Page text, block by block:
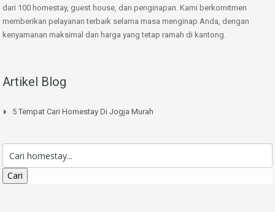
dari 100 homestay, guest house, dan penginapan. Kami berkomitmen
memberikan pelayanan terbaik selama masa menginap Anda, dengan
kenyamanan maksimal dan harga yang tetap ramah di kantong.
Artikel Blog
5 Tempat Cari Homestay Di Jogja Murah
Cari